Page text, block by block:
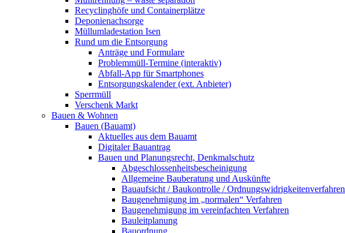
Recyclinghöfe und Containerplätze
Deponienachsorge
Müllumladestation Isen
Rund um die Entsorgung
Anträge und Formulare
Problemmüll-Termine (interaktiv)
Abfall-App für Smartphones
Entsorgungskalender (ext. Anbieter)
Sperrmüll
Verschenk Markt
Bauen & Wohnen
Bauen (Bauamt)
Aktuelles aus dem Bauamt
Digitaler Bauantrag
Bauen und Planungsrecht, Denkmalschutz
Abgeschlossenheitsbescheinigung
Allgemeine Bauberatung und Auskünfte
Bauaufsicht / Baukontrolle / Ordnungswidrigkeitenverfahren
Baugenehmigung im „normalen“ Verfahren
Baugenehmigung im vereinfachten Verfahren
Bauleitplanung
Bauordnung